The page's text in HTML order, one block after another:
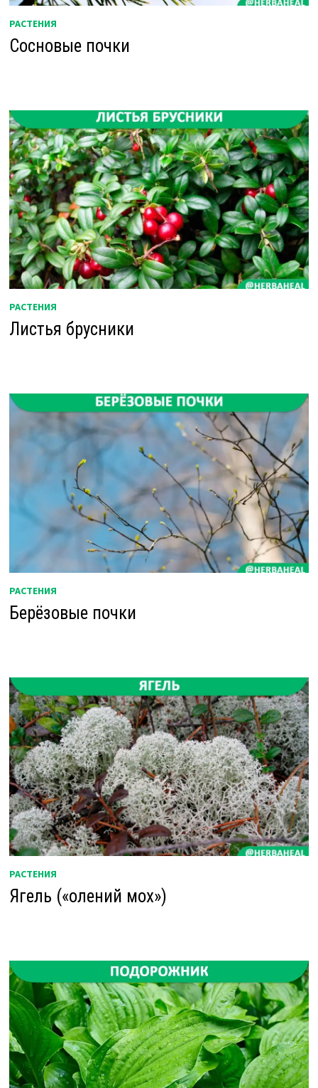
РАСТЕНИЯ
Сосновые почки
РАСТЕНИЯ
Листья брусники
РАСТЕНИЯ
Берёзовые почки
РАСТЕНИЯ
Ягель («олений мох»)